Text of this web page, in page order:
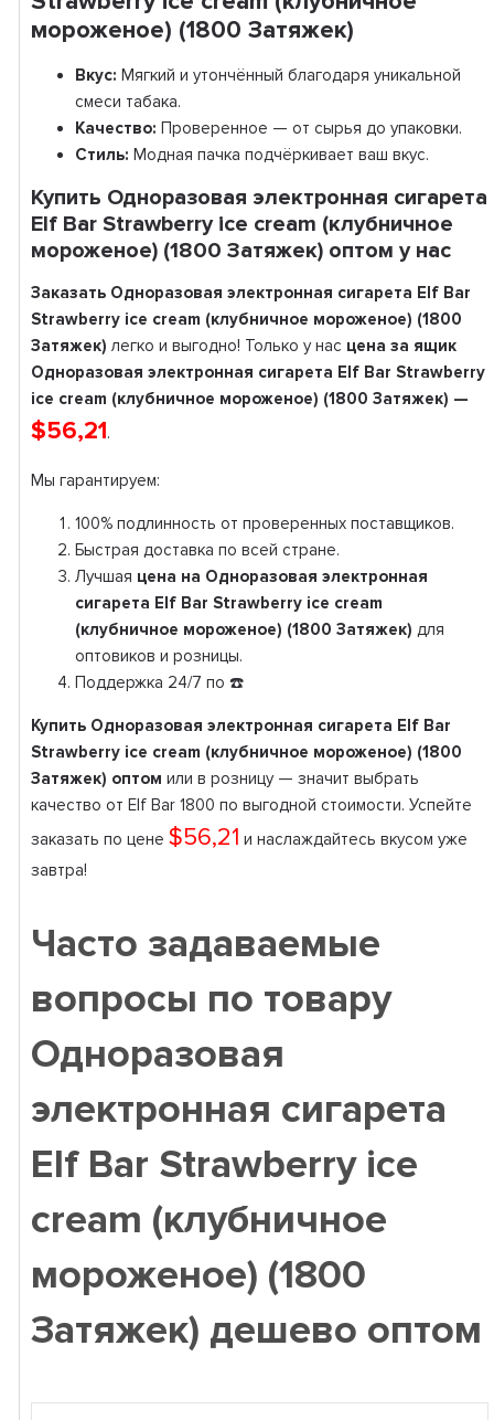
мороженое) (1800 Затяжек)
Вкус: Мягкий и утончённый благодаря уникальной
смеси табака.
Качество: Проверенное — от сырья до упаковки.
Стиль: Модная пачка подчёркивает ваш вкус.
Купить Одноразовая электронная сигарета
Elf Bar Strawberry ice cream (клубничное
мороженое) (1800 Затяжек) оптом у нас
Заказать Одноразовая электронная сигарета Elf Bar
Strawberry ice cream (клубничное мороженое) (1800
Затяжек) легко и выгодно! Только у нас цена за ящик
Одноразовая электронная сигарета Elf Bar Strawberry
ice cream (клубничное мороженое) (1800 Затяжек) —
$56,21.
Мы гарантируем:
100% подлинность от проверенных поставщиков.
Быстрая доставка по всей стране.
Лучшая цена на Одноразовая электронная
сигарета Elf Bar Strawberry ice cream
(клубничное мороженое) (1800 Затяжек) для
оптовиков и розницы.
Поддержка 24/7 по ☎️
Купить Одноразовая электронная сигарета Elf Bar
Strawberry ice cream (клубничное мороженое) (1800
Затяжек) оптом или в розницу — значит выбрать
качество от Elf Bar 1800 по выгодной стоимости. Успейте
заказать по цене $56,21 и наслаждайтесь вкусом уже
завтра!
Часто задаваемые
вопросы по товару
Одноразовая
электронная сигарета
Elf Bar Strawberry ice
cream (клубничное
мороженое) (1800
Затяжек) дешево оптом